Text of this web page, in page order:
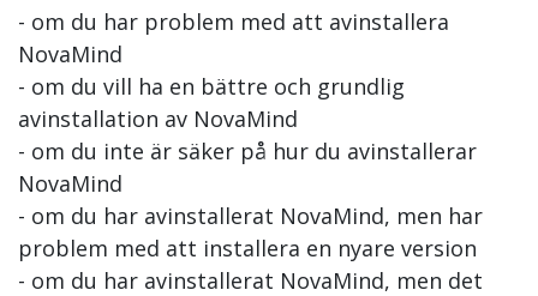
- om du har problem med att avinstallera
NovaMind
- om du vill ha en bättre och grundlig
avinstallation av NovaMind
- om du inte är säker på hur du avinstallerar
NovaMind
- om du har avinstallerat NovaMind, men har
problem med att installera en nyare version
- om du har avinstallerat NovaMind, men det